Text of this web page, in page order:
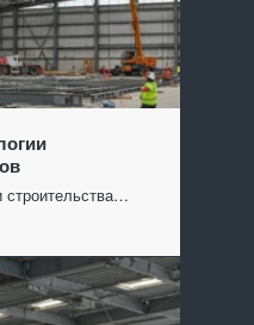
строительства…